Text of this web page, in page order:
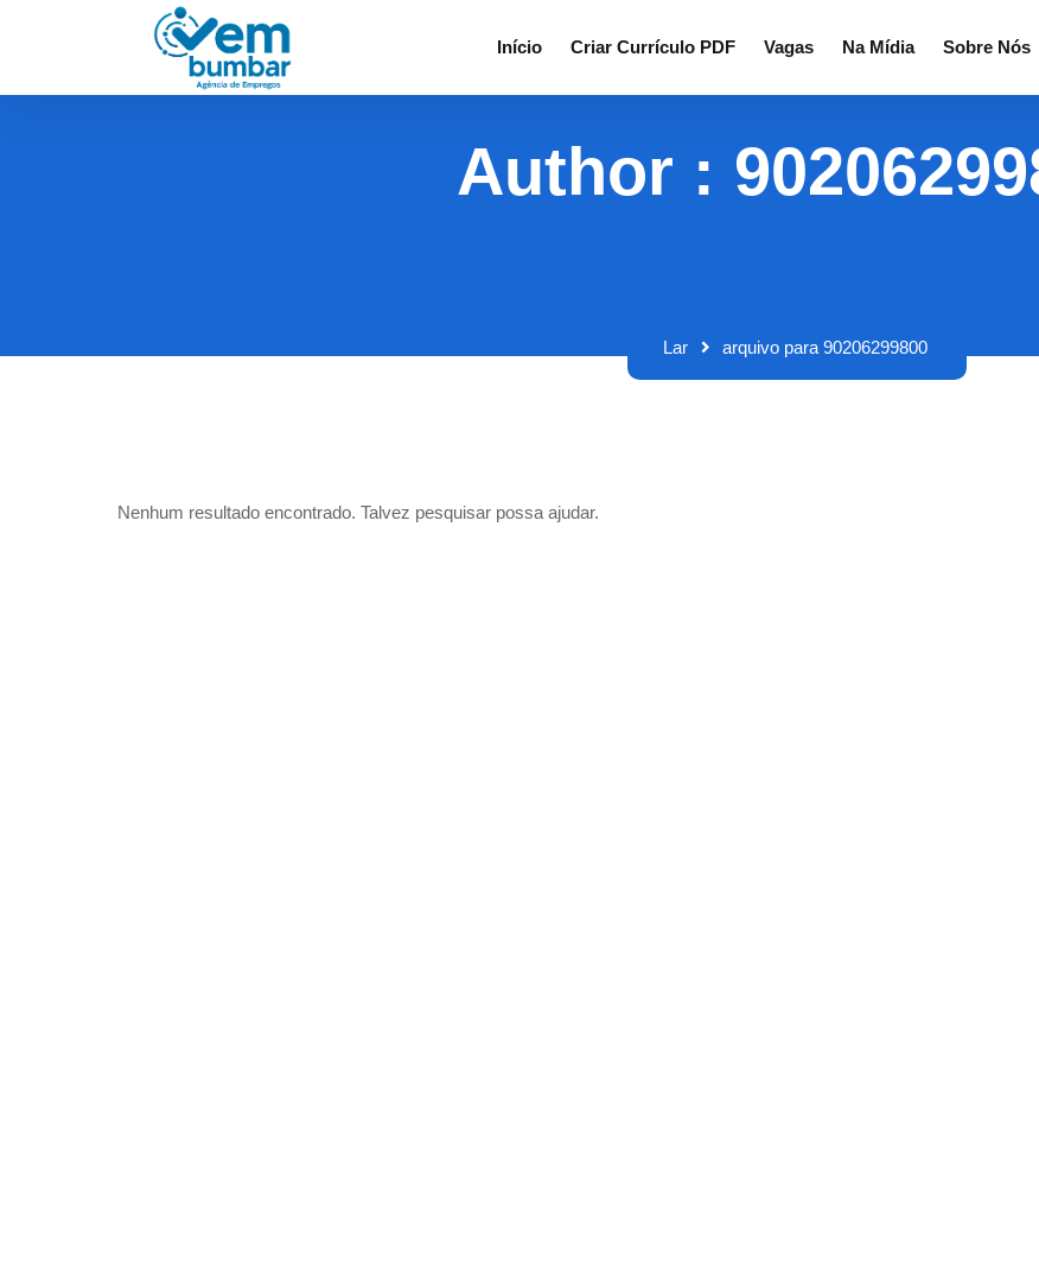
Início Criar Currículo PDF Vagas Na Mídia Sobre Nós
Author :
Lar arquivo para 90206299800
Nenhum resultado encontrado. Talvez pesquisar possa ajudar.